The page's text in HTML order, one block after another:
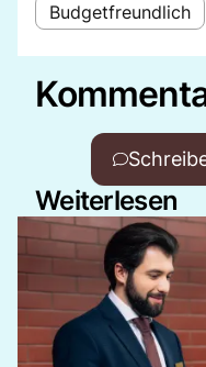
Budgetfreundlich
Weiterlesen